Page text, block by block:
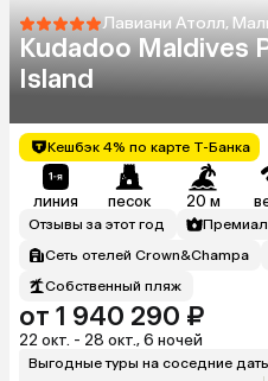
Лавиани Атолл,
Kudadoo Maldives
Island
Кешбэк 4% по карте Т-Банка
линия песок 20 м
Отзывы за этот год
Сеть отелей Crown&Champa
Собственный пляж
от 1 940 290 ₽
22 окт. - 28 окт., 6 ночей
Выгодные туры на соседние